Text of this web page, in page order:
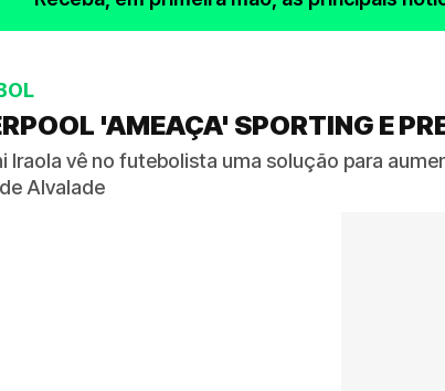
'AMEAÇA' SPORTING E
Iraola vê no futebolista uma solução para
Alvalade